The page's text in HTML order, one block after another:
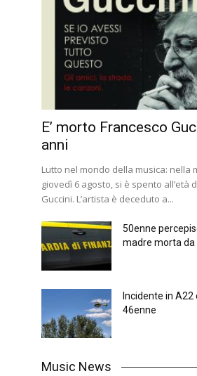
E’ morto Francesco
anni
Lutto nel mondo della musica: nella
giovedì 6 agosto, si è spento all’età
Guccini. L’artista è deceduto a...
50enne
madre morta da
Incidente in
46enne
Music News